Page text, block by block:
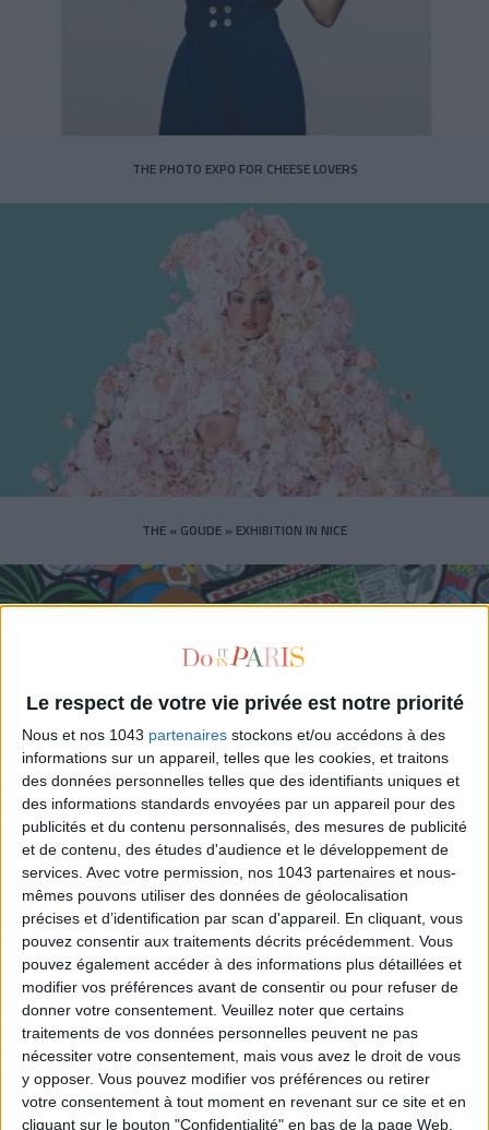
Le respect de votre vie privée est notre priorité
Nous et nos 1043 partenaires stockons et/ou accédons à des
informations sur un appareil, telles que les cookies, et traitons
des données personnelles telles que des identifiants uniques et
des informations standards envoyées par un appareil pour des
publicités et du contenu personnalisés, des mesures de publicité
et de contenu, des études d'audience et le développement de
services. Avec votre permission, nos 1043 partenaires et nous-
mêmes pouvons utiliser des données de géolocalisation
précises et d’identification par scan d'appareil. En cliquant, vous
pouvez consentir aux traitements décrits précédemment. Vous
pouvez également accéder à des informations plus détaillées et
modifier vos préférences avant de consentir ou pour refuser de
donner votre consentement. Veuillez noter que certains
traitements de vos données personnelles peuvent ne pas
nécessiter votre consentement, mais vous avez le droit de vous
y opposer. Vous pouvez modifier vos préférences ou retirer
votre consentement à tout moment en revenant sur ce site et en
cliquant sur le bouton "Confidentialité" en bas de la page Web.
THE PHOTO EXPO FOR CHEESE LOVERS
THE « GOUDE » EXHIBITION IN NICE
AN ARTY-COOL EXHIBITION NEAR THE CHAMPS-ELYSÉES